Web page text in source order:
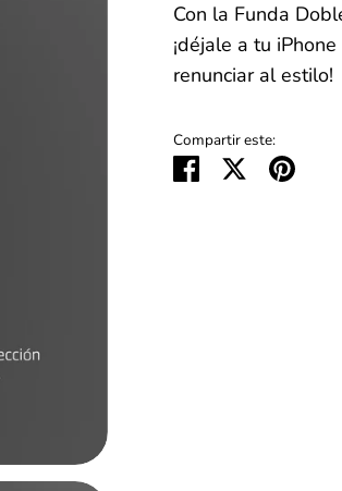
Con la Funda
¡déjale a tu
renunciar al estilo!
Compartir este:
Compartir
TuitearHacer